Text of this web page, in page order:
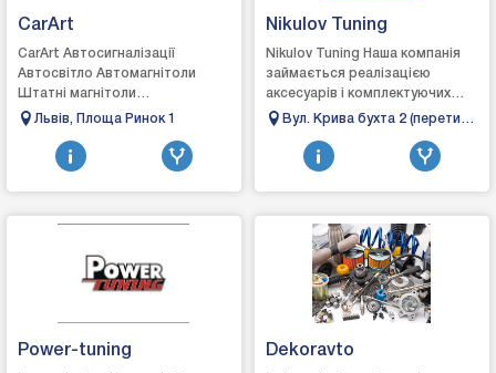
CarArt
CarArt Автосигналізації
Автосвітло Автомагнітоли
Штатні магнітоли
Автоакустика Естрадна
Підсилювачі Шумоізоляція
Аксесуари АВТО...
Львів, Площа Ринок 1
Nikulov Tuning
Nikulov Tuning Наша компанія
займається реалізацією
аксесуарів і комплектуючих
для тюнінга і стайлінгу
мікроавтобусів. У на...
Вул. Крива бухта 2 (перетин
вул. Грязнова з Набережної
автомагістраллю)
Power-tuning Dekoravto